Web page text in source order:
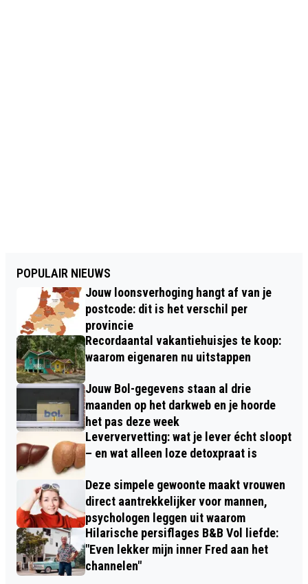
POPULAIR NIEUWS
Jouw loonsverhoging hangt af van je
postcode: dit is het verschil per
provincie
Recordaantal vakantiehuisjes te koop:
waarom eigenaren nu uitstappen
Jouw Bol-gegevens staan al drie
maanden op het darkweb en je hoorde
het pas deze week
Leververvetting: wat je lever écht sloopt
– en wat alleen loze detoxpraat is
Deze simpele gewoonte maakt vrouwen
direct aantrekkelijker voor mannen,
psychologen leggen uit waarom
Hilarische persiflages B&B Vol liefde:
"Even lekker mijn inner Fred aan het
channelen"